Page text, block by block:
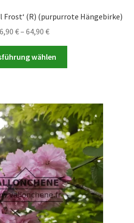
Frost‘ (R) (purpurrote Hängebirke)
€– 64,90 €Preisspanne:
26,90 €
bis
64,90 €
wählen
Varianten
auf.
Die
Optionen
können
auf
der
Produktseite
gewählt
werden